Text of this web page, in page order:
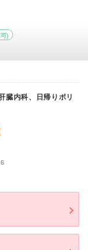
)
臓内科、日帰りポリ